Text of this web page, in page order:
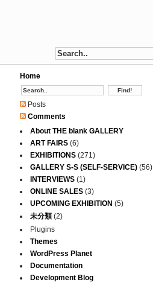
Home
Posts
Comments
About THE blank GALLERY
ART FAIRS(6)
EXHIBITIONS(271)
GALLERY S-S (SELF-SERVICE)(56)
INTERVIEWS(1)
ONLINE SALES(3)
UPCOMING EXHIBITION (5)
未分類(2)
Plugins
Themes
WordPress Planet
Documentation
Development Blog